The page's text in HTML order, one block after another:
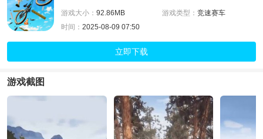
游戏大小： 92.86MB 游戏类型： 竞速赛车
时间： 2025-08-09 07:50
立即下载
游戏截图